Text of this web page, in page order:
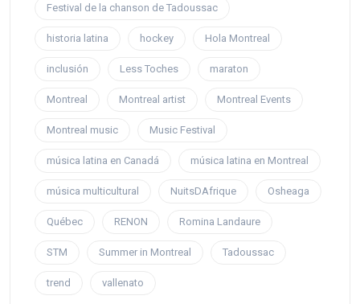
Festival de la chanson de Tadoussac
historia latina hockey Hola Montreal
inclusión Less Toches maraton
Montreal Montreal artist Montreal Events
Montreal music Music Festival
música latina en Canadá música latina en Montreal
música multicultural NuitsDAfrique Osheaga
Québec RENON Romina Landaure
STM Summer in Montreal Tadoussac
trend vallenato